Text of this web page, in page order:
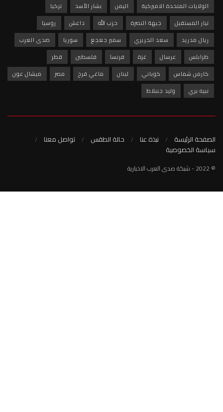
اليمن بشار الأسد
تركيا
النصرة
حزب الله داعش
روسيا
الحريري
سمير جعجع سوريا
صدى العرب
غزة
فرنسا فلسطين
قطر
لبنان ماغي فرح مصر
ميشال عون
نبذة عنا حالة الطقس تواصل معنا